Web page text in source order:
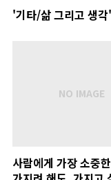
'기타/삶 그리고 생각'
사람에게 가장 소중